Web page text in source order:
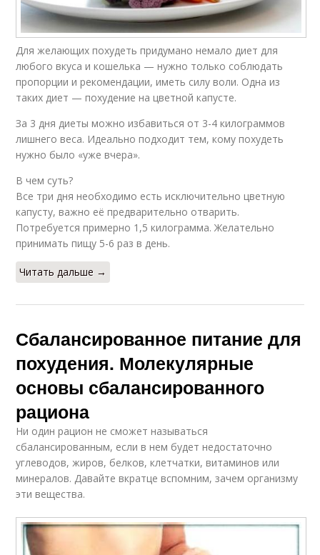
Для желающих похудеть придумано немало диет для
любого вкуса и кошелька — нужно только соблюдать
пропорции и рекомендации, иметь силу воли. Одна из
таких диет — похудение на цветной капусте.
За 3 дня диеты можно избавиться от 3-4 килограммов
лишнего веса. Идеально подходит тем, кому похудеть
нужно было «уже вчера».
В чем суть?
Все три дня необходимо есть исключительно цветную
капусту, важно её предварительно отварить.
Потребуется примерно 1,5 килограмма. Желательно
принимать пищу 5-6 раз в день.
Читать дальше →
Сбалансированное питание для
похудения. Молекулярные
основы сбалансированного
рациона
Ни один рацион не сможет называться
сбалансированным, если в нем будет недостаточно
углеводов, жиров, белков, клетчатки, витаминов или
минералов. Давайте вкратце вспомним, зачем организму
эти вещества.